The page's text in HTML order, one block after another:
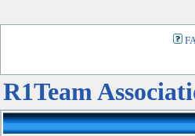
R1Team